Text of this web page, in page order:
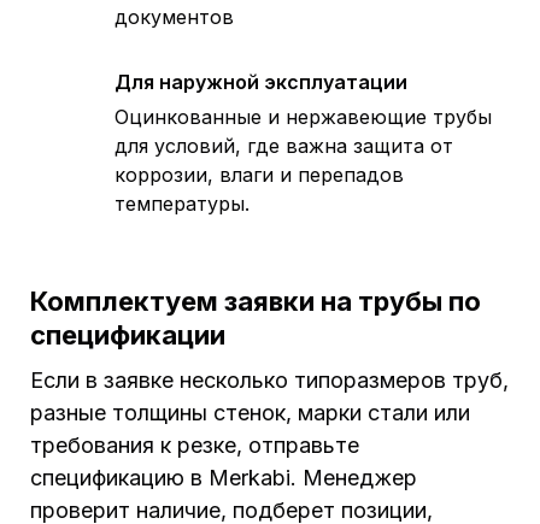
документов
Для наружной эксплуатации
Оцинкованные и нержавеющие трубы
для условий, где важна защита от
коррозии, влаги и перепадов
температуры.
Комплектуем заявки на трубы по
спецификации
Если в заявке несколько типоразмеров труб,
разные толщины стенок, марки стали или
требования к резке, отправьте
спецификацию в Merkabi. Менеджер
проверит наличие, подберет позиции,